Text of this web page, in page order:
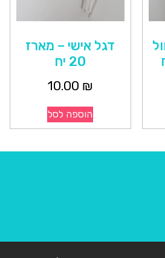
דגל אישי – מארז
20 יח
10.00 ₪
הוספה לסל